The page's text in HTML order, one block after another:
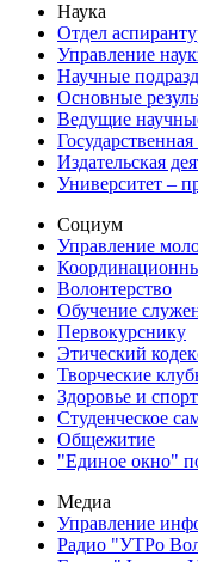
Наука
Отдел
Управление
Научные
Основные
Ведущие
Издательская
Университет –
Социум
Управление
Волонтерство
Обучение
Первокурснику
Этический
Творческие
Здоровье и спорт
Студенческое
Общежитие
"Единое окно"
Медиа
Управление
Радио "УТРо